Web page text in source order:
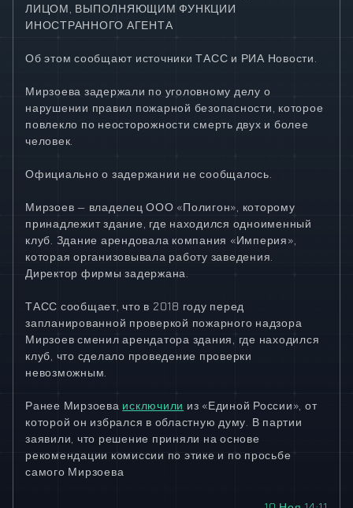
ЛИЦОМ, ВЫПОЛНЯЮЩИМ ФУНКЦИИ
ИНОСТРАННОГО АГЕНТА
Об этом сообщают источники ТАСС и РИА Новости.
Мирзоева задержали по уголовному делу о
нарушении правил пожарной безопасности, которое
повлекло по неосторожности смерть двух и более
человек.
Официально о задержании не сообщалось.
Мирзоев — владелец ООО «Полигон», которому
принадлежит здание, где находился одноименный
клуб. Здание арендовала компания «Империя»,
которая организовывала работу заведения.
Директор фирмы задержана.
ТАСС сообщает, что в 2018 году перед
запланированной проверкой пожарного надзора
Мирзоев сменил арендатора здания, где находился
клуб, что сделало проведение проверки
невозможным.
Ранее Мирзоева исключили из «Единой России», от
которой он избрался в областную думу. В партии
заявили, что решение приняли на основе
рекомендации комиссии по этике и по просьбе
самого Мирзоева